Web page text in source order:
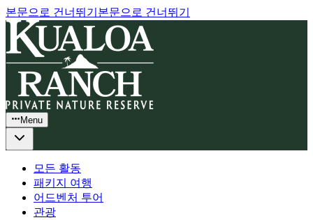
본문으로 건너뛰기 본문으로 건너뛰기
Menu
모든 활동
패키지 여행
어드벤처 투어
관광